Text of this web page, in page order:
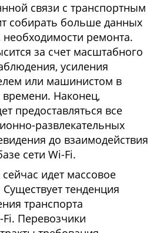
связи с транспортным
собирать больше данных
необходимости ремонта.
за счет масштабного
усиления
или машинистом в
Наконец,
предоставляться все
развлекательных
до взаимодействия
сети Wi-Fi.
идет массовое
тенденция
транспорта
Перевозчики